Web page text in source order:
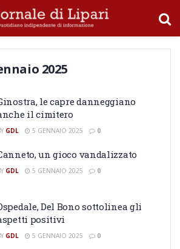
2025
le capre danneggiano
il cimitero
GDL 5 GENNAIO 2025 0
un gioco vandalizzato
GDL 5 GENNAIO 2025 0
Del Bono sottolinea gli
positivi
GDL 5 GENNAIO 2025 0